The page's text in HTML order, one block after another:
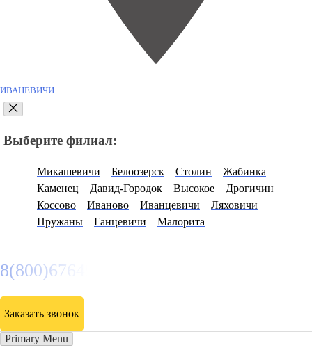
ИВАЦЕВИЧИ
Выберите филиал:
Микашевичи Белоозерск Столин
Жабинка
Каменец
Давид-Городок Высокое
Дрогичин
Коссово
Иваново Иванцевичи
Ляховичи
Пружаны
Ганцевичи Малорита
8(800)6764935
Заказать звонок
Primary Menu